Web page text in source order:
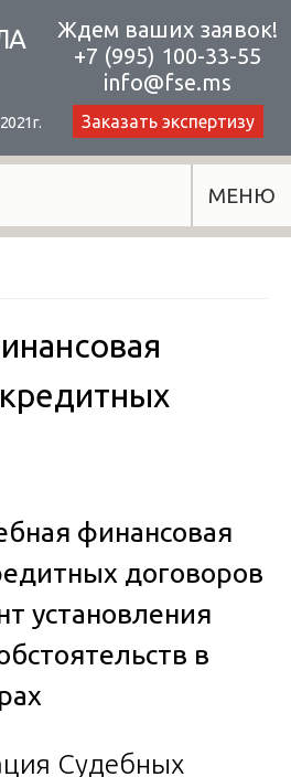
Ждем ваших заявок!
+7 (995) 100-33-55
info@fse.ms
Заказать экспертизу
МЕНЮ
финансовая
договоров
установления
в
Судебных